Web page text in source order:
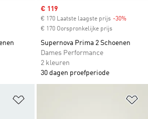
Sale price
€ 119
€ 170 Laatste laagste prijs -30%
€ 170 Oorspronkelijke prijs
Supernova Prima 2 Schoenen
Dames Performance
2 kleuren
30 dagen proefperiode